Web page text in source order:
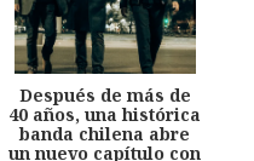
Después de más de
40 años, una histórica
banda chilena abre
un nuevo capítulo con